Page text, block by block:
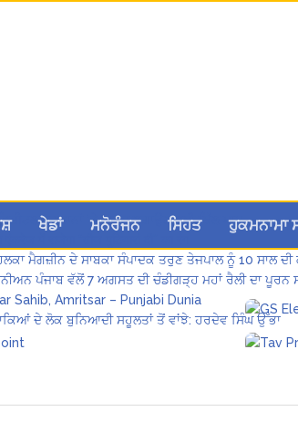
ਖੇਡਾਂ ਮਨੋਰੰਜਨ ਸਿਹਤ ਹੁਕਮਨਾਮਾ
ਭੁਗਤਾਨਾਂ ‘ਤੇ ਚਾਰਜ ਲਗਾਉਣ ਲਈ ਬਿੱਲ ਪਾਸ
ਮੈਗਜ਼ੀਨ ਦੇ ਸਾਬਕਾ ਸੰਪਾਦਕ ਤਰੁਣ ਤੇਜਪਾਲ ਨੂੰ 10 ਸਾਲ ਦੀ
ਪੰਜਾਬ ਵੱਲੋਂ 7 ਅਗਸਤ ਦੀ ਚੰਡੀਗੜ੍ਹ ਮਹਾਂ ਰੈਲੀ ਦਾ ਪੂਰਨ
Sahib, Amritsar – Punjabi Dunia
ਦੇ ਲੋਕ ਬੁਨਿਆਦੀ ਸਹੂਲਤਾਂ ਤੋਂ ਵਾਂਝੇ: ਹਰਦੇਵ ਸਿੰਘ ਉੱਭਾ